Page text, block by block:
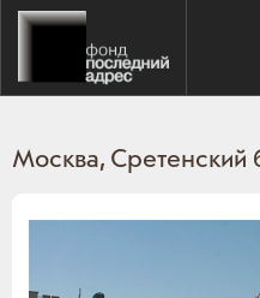
Москва, Сретенский